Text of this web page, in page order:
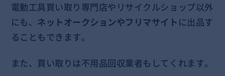
電動工具買い取り専門店やリサイクルショップ以外
にも、 ネットオークションやフリマサイトに出品す
ることもできます。
また、買い取りは不用品回収業者もしてくれます。